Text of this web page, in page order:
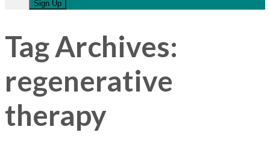
Tag Archives:
regenerative
therapy